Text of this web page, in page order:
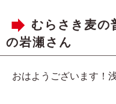
むらさき麦の
の岩瀬さん
おはようございます！